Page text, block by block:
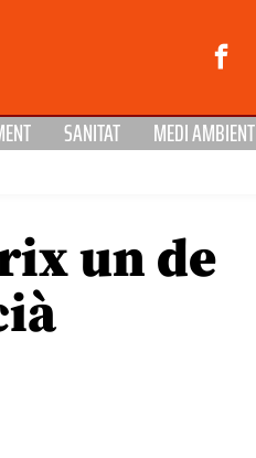
SANITAT MEDI AMBIENT
un de